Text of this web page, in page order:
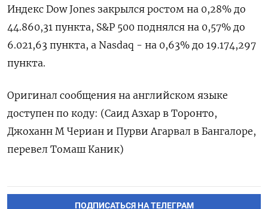
Индекс Dow Jones закрылся ростом на 0,28% до
44.860,31 пункта, S&P 500 поднялся на 0,57% до
6.021,63 пункта​, а ​Nasdaq - на 0,63% до 19.174,297
пункта.
Оригинал сообщения на английском языке
доступен по коду: (Саид Азхар в Торонто,
Джоханн М Чериан и Пурви Агарвал в Бангалоре,
перевел Томаш Каник)
ПОДПИСАТЬСЯ НА ТЕЛЕГРАМ